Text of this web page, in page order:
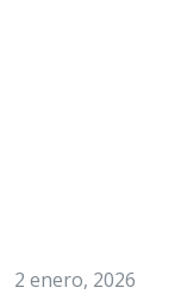
2 enero, 2026